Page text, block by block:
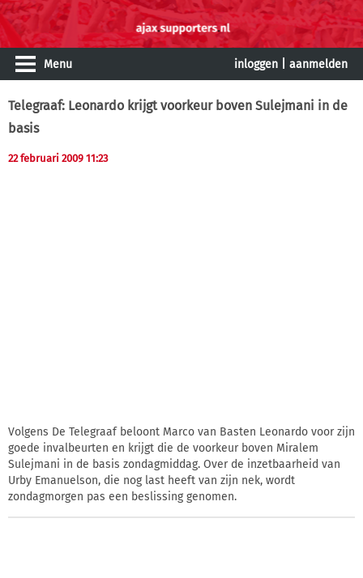
Menu inloggen aanmelden
Telegraaf: Leonardo krijgt voorkeur boven Sulejmani in de
basis
22 februari 2009 11:23
Volgens De Telegraaf beloont Marco van Basten Leonardo voor zijn
goede invalbeurten en krijgt die de voorkeur boven Miralem
Sulejmani in de basis zondagmiddag. Over de inzetbaarheid van
Urby Emanuelson, die nog last heeft van zijn nek, wordt
zondagmorgen pas een beslissing genomen.